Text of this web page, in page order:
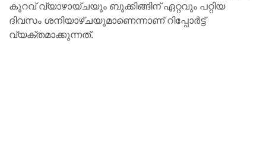
കുറവ് വ്യാഴായ്ചയും ബുക്കിങ്ങിന് ഏറ്റവും പറ്റിയ
ദിവസം ശനിയാഴ്ചയുമാണെന്നാണ് റിപ്പോർട്ട്
വ്യക്തമാക്കുന്നത്.